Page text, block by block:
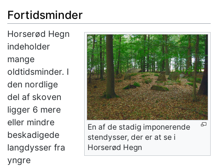
Fortidsminder
En af de stadig imponerende
stendysser, der er at se i
Horserød Hegn
Horserød Hegn
indeholder
mange
oldtidsminder. I
den nordlige
del af skoven
ligger 6 mere
eller mindre
beskadigede
langdysser fra
yngre